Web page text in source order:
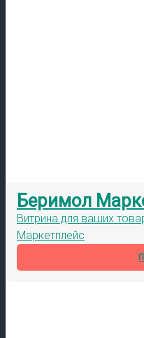
Беримол
Витрина для ваших
Маркетплейс